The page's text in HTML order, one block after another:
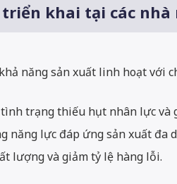
khai tại các
năng sản xuất linh hoạt với
trạng thiếu hụt nhân lực và
năng lực đáp ứng sản xuất đa
lượng và giảm tỷ lệ hàng lỗi.